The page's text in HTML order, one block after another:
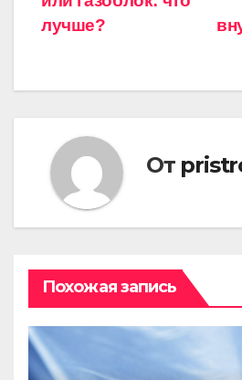
по
лучше?
От
Похожая запись